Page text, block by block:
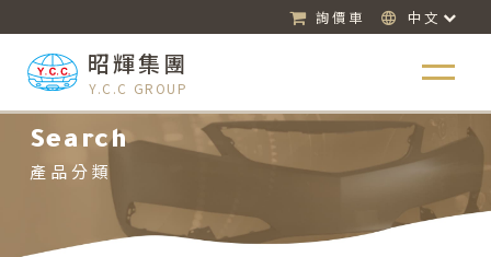
詢價車 中文
昭輝集團
Y.C.C GROUP
Search
產品分類